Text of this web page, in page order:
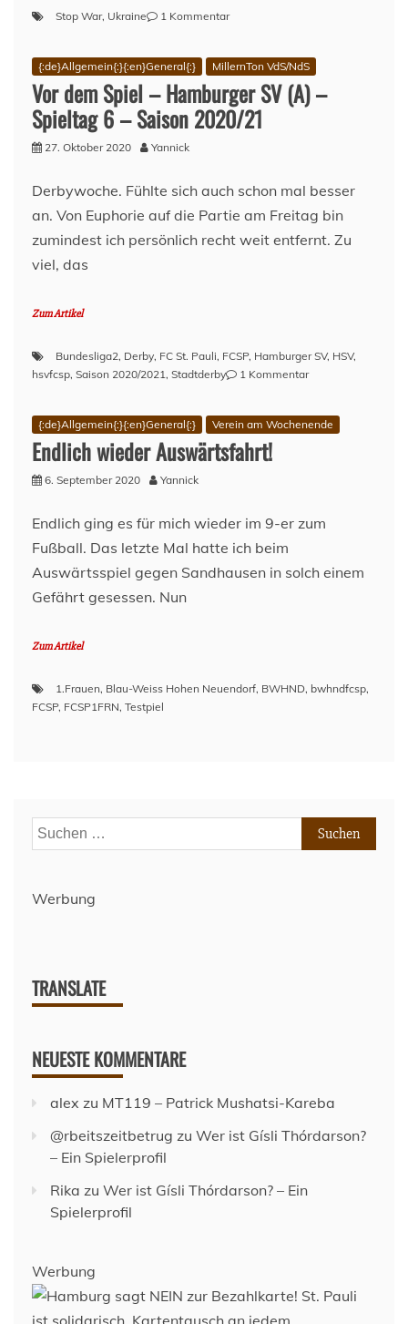
Stop War, Ukraine 1 Kommentarzu
für
Frauen
und
Kinder
{:de}Allgemein{:}{:en}General{:} MillernTon VdS/NdS
Vor dem Spiel – Hamburger SV (A) –
Spieltag 6 – Saison 2020/21
27. Oktober 2020 Yannick
Derbywoche. Fühlte sich auch schon mal besser
an. Von Euphorie auf die Partie am Freitag bin
zumindest ich persönlich recht weit entfernt. Zu
viel, das
Zum Artikel
Bundesliga2, Derby, FC St. Pauli, FCSP, Hamburger SV, HSV,
hsvfcsp, Saison 2020/2021, Stadtderby 1 Kommentarzu
Spiel
–
–
{:de}Allgemein{:}{:en}General{:} Verein am Wochenende
Endlich wieder Auswärtsfahrt!
6. September 2020 Yannick
Endlich ging es für mich wieder im 9-er zum
Fußball. Das letzte Mal hatte ich beim
Auswärtsspiel gegen Sandhausen in solch einem
Gefährt gesessen. Nun
Zum Artikel
1.Frauen, Blau-Weiss Hohen Neuendorf, BWHND, bwhndfcsp,
FCSP, FCSP1FRN, Testpiel
Suchen
nach:
Werbung
TRANSLATE
NEUESTE KOMMENTARE
alex zu MT119 – Patrick Mushatsi-Kareba
@rbeitszeitbetrug zu Wer ist Gísli Thórdarson?
– Ein Spielerprofil
Rika zu Wer ist Gísli Thórdarson? – Ein
Spielerprofil
Werbung